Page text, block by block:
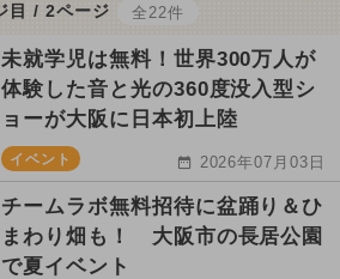
目 / 2ページ 全22件
未就学児は無料！世界300万人が
体験した音と光の360度没入型シ
ョーが大阪に日本初上陸
イベント 2026年07月03日
チームラボ無料招待に盆踊り＆ひ
まわり畑も！ 大阪市の長居公園
で夏イベント